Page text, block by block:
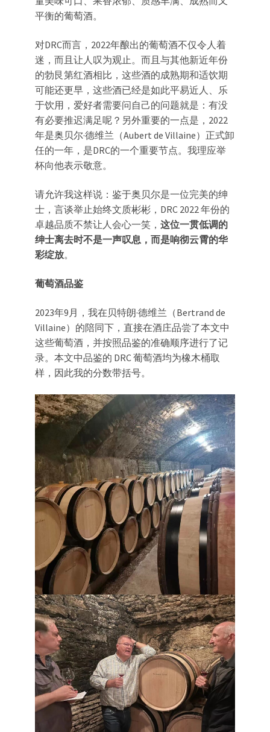
平衡的葡萄酒。
对DRC而言，2022年酿出的葡萄酒不仅令人着
迷，而且让人叹为观止。而且与其他新近年份
的勃艮第红酒相比，这些酒的成熟期和适饮期
可能还更早，这些酒已经是如此平易近人、乐
于饮用，爱好者需要问自己的问题就是：有没
有必要推迟满足呢？另外重要的一点是，2022
年是奥贝尔·德维兰（Aubert de Villaine）正式卸
任的一年，是DRC的一个重要节点。我理应举
杯向他表示敬意。
请允许我这样说：鉴于奥贝尔是一位完美的绅
士，言谈举止始终文质彬彬，DRC 2022 年份的
卓越品质不禁让人会心一笑， 这位一贯低调的
绅士离去时不是一声叹息，而是响彻云霄的华
彩绽放。
葡萄酒品鉴
2023年9月，我在贝特朗·德维兰（Bertrand de
Villaine）的陪同下，直接在酒庄品尝了本文中
这些葡萄酒，并按照品鉴的准确顺序进行了记
录。本文中品鉴的 DRC 葡萄酒均为橡木桶取
样，因此我的分数带括号。